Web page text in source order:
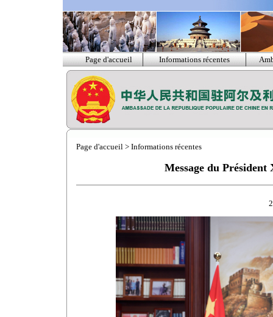
Page d'accueil Informations récentes
Page d'accueil > Informations récentes
Message du